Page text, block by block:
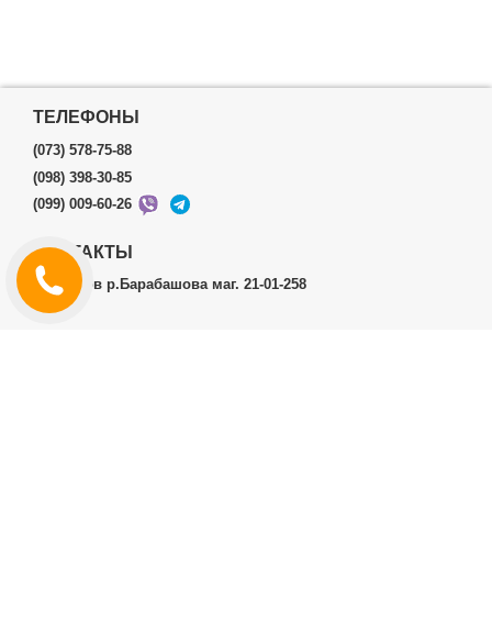
ТЕЛЕФОНЫ
(073) 578-75-88
(098) 398-30-85
(099) 009-60-26
КОНТАКТЫ
г.Харьков р.Барабашова маг. 21-01-258